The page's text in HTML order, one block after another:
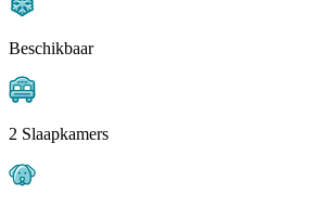
Beschikbaar
2 Slaapkamers